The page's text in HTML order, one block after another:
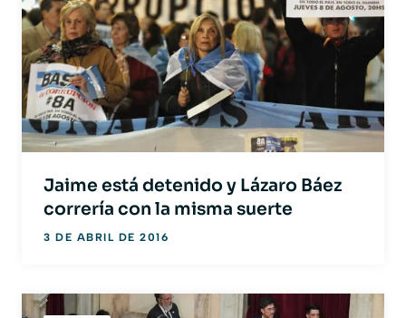
Jaime está detenido y Lázaro Báez
correría con la misma suerte
3 DE ABRIL DE 2016